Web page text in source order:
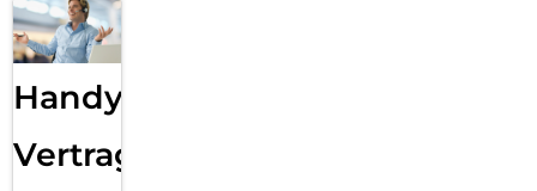
Handy
Vertragsabwicklung